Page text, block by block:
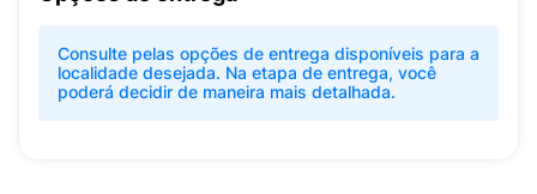
Consulte pelas opções de entrega disponíveis para a
localidade desejada. Na etapa de entrega, você
poderá decidir de maneira mais detalhada.